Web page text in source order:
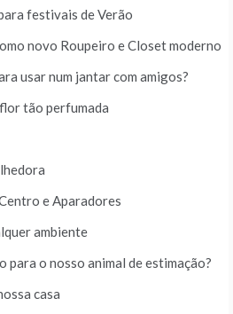
festivais de Verão
novo Roupeiro e Closet moderno
usar num jantar com amigos?
tão perfumada
e Aparadores
ambiente
para o nosso animal de estimação?
casa